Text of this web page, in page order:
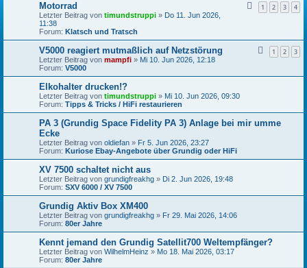
Motorrad 1 2 3 4
Letzter Beitrag von timundstruppi » Do 11. Jun 2026,
11:38
Forum: Klatsch und Tratsch
V5000 reagiert mutmaßlich auf Netzstörung 1 2 3
Letzter Beitrag von mampfi » Mi 10. Jun 2026, 12:18
Forum: V5000
Elkohalter drucken!?
Letzter Beitrag von timundstruppi » Mi 10. Jun 2026, 09:30
Forum: Tipps & Tricks / HiFi restaurieren
PA 3 (Grundig Space Fidelity PA 3) Anlage bei mir umme
Ecke
Letzter Beitrag von oldiefan » Fr 5. Jun 2026, 23:27
Forum: Kuriose Ebay-Angebote über Grundig oder HiFi
XV 7500 schaltet nicht aus
Letzter Beitrag von grundigfreakhg » Di 2. Jun 2026, 19:48
Forum: SXV 6000 / XV 7500
Grundig Aktiv Box XM400
Letzter Beitrag von grundigfreakhg » Fr 29. Mai 2026, 14:06
Forum: 80er Jahre
Kennt jemand den Grundig Satellit700 Weltempfänger?
Letzter Beitrag von WilhelmHeinz » Mo 18. Mai 2026, 03:17
Forum: 80er Jahre